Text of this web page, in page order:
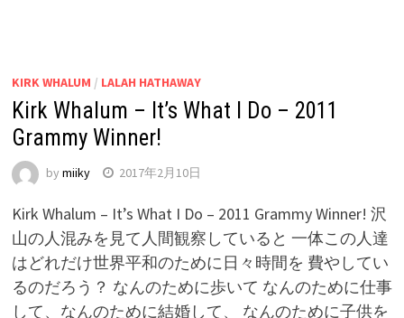
KIRK WHALUM / LALAH HATHAWAY
Kirk Whalum – It’s What I Do – 2011
Grammy Winner!
by miiky 2017年2月10日
Kirk Whalum – It’s What I Do – 2011 Grammy Winner! 沢
山の人混みを見て人間観察していると 一体この人達
はどれだけ世界平和のために日々時間を 費やしてい
るのだろう？ なんのために歩いて なんのために仕事
して、なんのために結婚して、 なんのために子供を